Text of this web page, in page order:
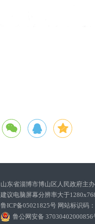
山东省淄博市博山区人民政府
建议电脑屏幕分辨率大于
鲁ICP备05021825号 网站标识码
鲁公网安备 37030402000856